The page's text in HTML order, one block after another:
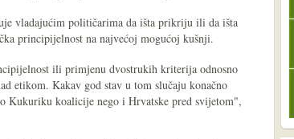
vladajućim političarima da išta prikriju ili da išta
principijelnost na najvećoj mogućoj kušnji.
ili primjenu dvostrukih kriterija odnosno
etikom. Kakav god stav u tom slučaju konačno
Kukuriku koalicije nego i Hrvatske pred svijetom",